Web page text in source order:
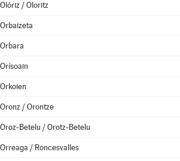
Olóriz / Oloritz
Orbaizeta
Orbara
Orísoain
Orkoien
Oronz / Orontze
Oroz-Betelu / Orotz-Betelu
Orreaga / Roncesvalles